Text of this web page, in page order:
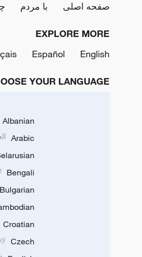
صفحه اصلی با مردم
EXPLORE MORE
English
Español
YOUR LANGUAGE
Albanian
Arabic
Bengali
Bulgarian
Croatian
Czech